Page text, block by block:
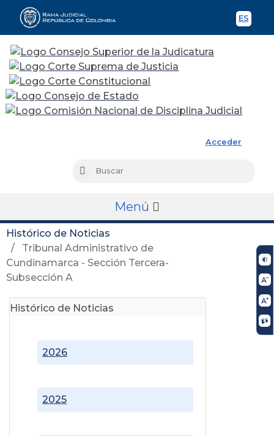
ES
Acceder
Buscar
Menú
Histórico de Noticias
Tribunal Administrativo de
Cundinamarca - Sección Tercera-
Subsección A
Histórico de Noticias
2025
2026